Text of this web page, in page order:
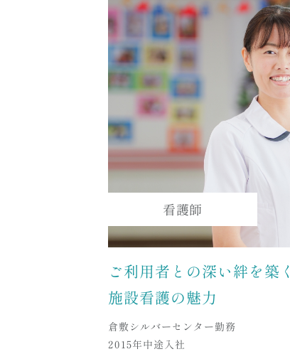
看護師
ご利用者との深い絆を築く
施設看護の魅力
倉敷シルバーセンター勤務
2015年中途入社